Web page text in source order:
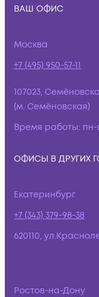
ВАШ ОФИС
Москва
+7 (495) 950-57-11
107023,
(м. Семёновская)
Время работы: пн-
ОФИСЫ В ДРУГИХ
Екатеринбург
+7 (343) 379-98-38
620110,
Ростов-на-Дону